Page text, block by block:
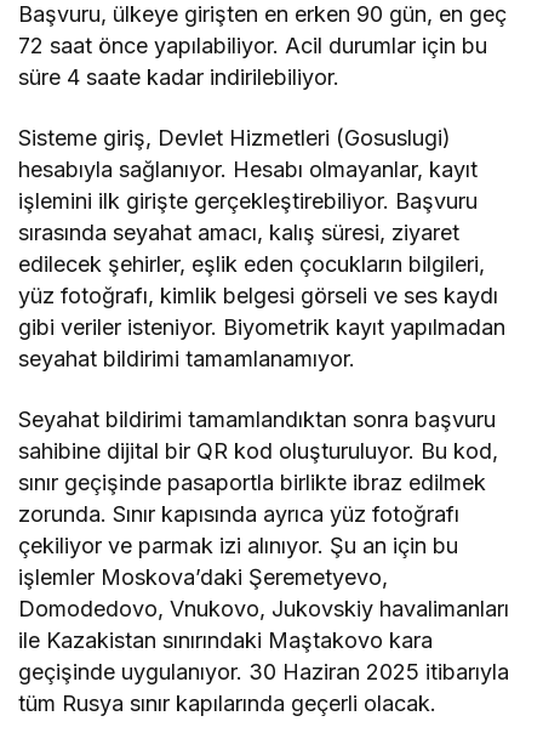
Başvuru, ülkeye girişten en erken 90 gün, en geç
72 saat önce yapılabiliyor. Acil durumlar için bu
süre 4 saate kadar indirilebiliyor.
Sisteme giriş, Devlet Hizmetleri (Gosuslugi)
hesabıyla sağlanıyor. Hesabı olmayanlar, kayıt
işlemini ilk girişte gerçekleştirebiliyor. Başvuru
sırasında seyahat amacı, kalış süresi, ziyaret
edilecek şehirler, eşlik eden çocukların bilgileri,
yüz fotoğrafı, kimlik belgesi görseli ve ses kaydı
gibi veriler isteniyor. Biyometrik kayıt yapılmadan
seyahat bildirimi tamamlanamıyor.
Seyahat bildirimi tamamlandıktan sonra başvuru
sahibine dijital bir QR kod oluşturuluyor. Bu kod,
sınır geçişinde pasaportla birlikte ibraz edilmek
zorunda. Sınır kapısında ayrıca yüz fotoğrafı
çekiliyor ve parmak izi alınıyor. Şu an için bu
işlemler Moskova’daki Şeremetyevo,
Domodedovo, Vnukovo, Jukovskiy havalimanları
ile Kazakistan sınırındaki Maştakovo kara
geçişinde uygulanıyor. 30 Haziran 2025 itibarıyla
tüm Rusya sınır kapılarında geçerli olacak.